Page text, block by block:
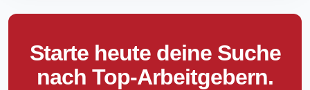
Starte heute deine Suche
nach Top-Arbeitgebern.